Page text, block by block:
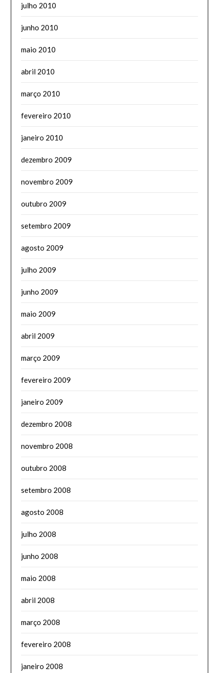
julho 2010
junho 2010
maio 2010
abril 2010
março 2010
fevereiro 2010
janeiro 2010
dezembro 2009
novembro 2009
outubro 2009
setembro 2009
agosto 2009
julho 2009
junho 2009
maio 2009
abril 2009
março 2009
fevereiro 2009
janeiro 2009
dezembro 2008
novembro 2008
outubro 2008
setembro 2008
agosto 2008
julho 2008
junho 2008
maio 2008
abril 2008
março 2008
fevereiro 2008
janeiro 2008